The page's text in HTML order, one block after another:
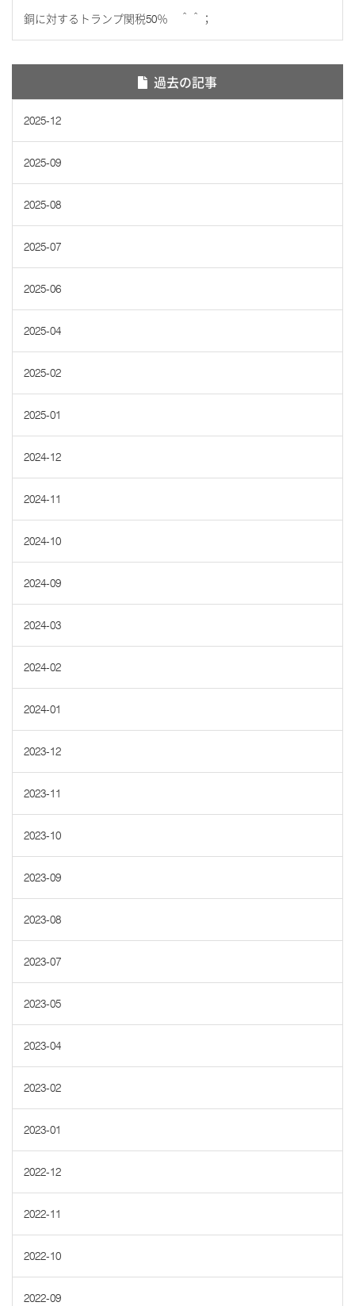
銅に対するトランプ関税50％ ＾＾；
過去の記事
2025-12
2025-09
2025-08
2025-07
2025-06
2025-04
2025-02
2025-01
2024-12
2024-11
2024-10
2024-09
2024-03
2024-02
2024-01
2023-12
2023-11
2023-10
2023-09
2023-08
2023-07
2023-05
2023-04
2023-02
2023-01
2022-12
2022-11
2022-10
2022-09